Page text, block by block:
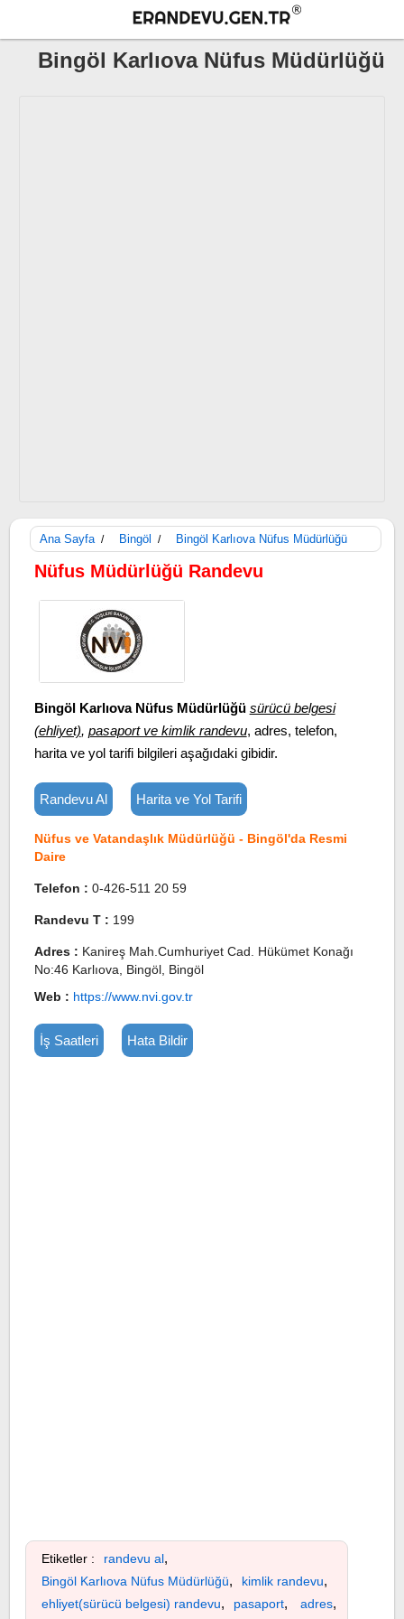
Bingöl Karlıova Nüfus Müdürlüğü
Ana Sayfa / Bingöl / Bingöl Karlıova Nüfus Müdürlüğü
Nüfus Müdürlüğü Randevu
Bingöl Karlıova Nüfus Müdürlüğü sürücü belgesi
(ehliyet), pasaport ve kimlik randevu, adres, telefon,
harita ve yol tarifi bilgileri aşağıdaki gibidir.
Randevu Al Harita ve Yol Tarifi
Nüfus ve Vatandaşlık Müdürlüğü - Bingöl'da Resmi
Daire
Telefon : 0-426-511 20 59
Randevu T : 199
Adres : Kanireş Mah.Cumhuriyet Cad. Hükümet Konağı
No:46 Karlıova, Bingöl, Bingöl
Web : https://www.nvi.gov.tr
İş Saatleri Hata Bildir
Etiketler : randevu al,
Bingöl Karlıova Nüfus Müdürlüğü, kimlik randevu,
ehliyet(sürücü belgesi) randevu, pasaport, adres,